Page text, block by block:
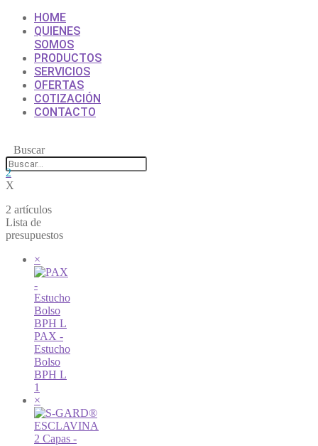
HOME
QUIENES
SOMOS
PRODUCTOS
SERVICIOS
OFERTAS
COTIZACIÓN
CONTACTO
Buscar
2
X
2 artículos
Lista de
presupuestos
×
PAX -
Estucho
Bolso
BPH L
1
×